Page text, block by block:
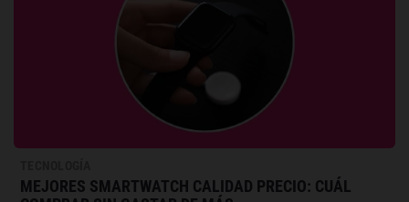
MEJORES SMARTWATCH CALIDAD PRECIO: CUÁL